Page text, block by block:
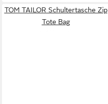
TOM TAILOR Schultertasche Zip
Tote Bag